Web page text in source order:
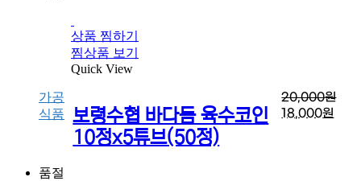
상품 찜하기
찜상품 보기
Quick View
가공
식품
보령수협 바다듬 육수코인
10정x5튜브(50정)
20,000원
18,000원
품절